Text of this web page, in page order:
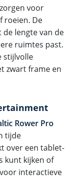
voor
roeien. De
lengte van de
ruimtes past.
stijlvolle
zwart frame en
Rower Pro
tijde
over een tablet-
kunt kijken of
interactieve